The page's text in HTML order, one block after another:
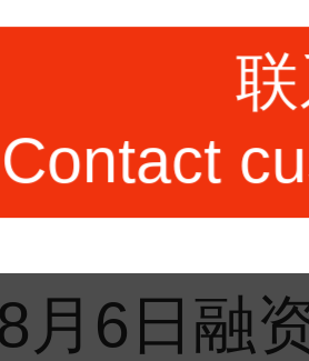
精密仪器股
8月6日融
Contact